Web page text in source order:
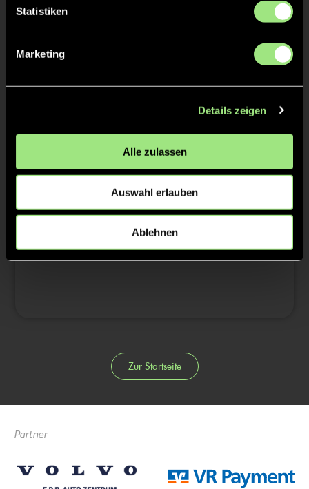
Statistiken
Marketing
Details zeigen
Alle zulassen
Auswahl erlauben
Ablehnen
2/4
4/4
Zur Startseite
Partner